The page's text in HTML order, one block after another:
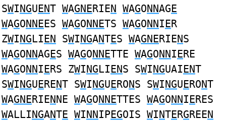
SWINGUENT WAGNERIEN WAGONNAGE
WAGONNEES WAGONNETS WAGONNIER
ZWINGLIEN SWINGANTES WAGNERIENS
WAGONNAGES WAGONNETTE WAGONNIERE
WAGONNIERS ZWINGLIENS SWINGUAIENT
SWINGUERENT SWINGUERONS SWINGUERONT
WAGNERIENNE WAGONNETTES WAGONNIERES
WALLINGANTE WINNIPEGOIS WINTERGREEN